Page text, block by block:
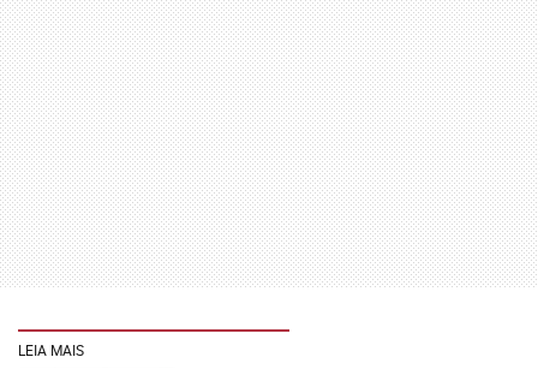
LEIA MAIS